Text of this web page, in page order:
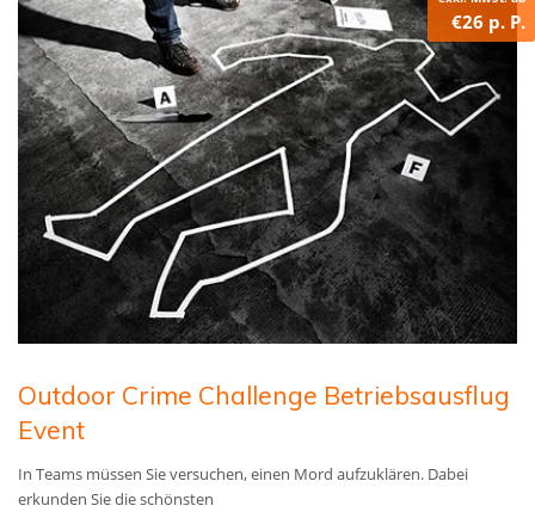
€26 p. P.
Outdoor Crime Challenge Betriebsausflug
Event
In Teams müssen Sie versuchen, einen Mord aufzuklären. Dabei
erkunden Sie die schönsten